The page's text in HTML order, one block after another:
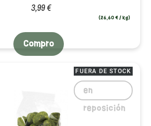
3,99 €
(26,60 € / kg)
Compro
FUERA DE STOCK
en
reposición